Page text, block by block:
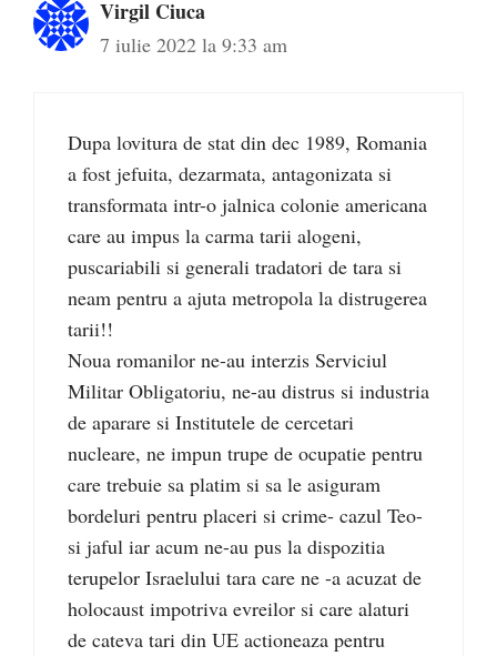
Virgil Ciuca
7 iulie 2022 la 9:33 am
Dupa lovitura de stat din dec 1989, Romania
a fost jefuita, dezarmata, antagonizata si
transformata intr-o jalnica colonie americana
care au impus la carma tarii alogeni,
puscariabili si generali tradatori de tara si
neam pentru a ajuta metropola la distrugerea
tarii!!
Noua romanilor ne-au interzis Serviciul
Militar Obligatoriu, ne-au distrus si industria
de aparare si Institutele de cercetari
nucleare, ne impun trupe de ocupatie pentru
care trebuie sa platim si sa le asiguram
bordeluri pentru placeri si crime- cazul Teo-
si jaful iar acum ne-au pus la dispozitia
terupelor Israelului tara care ne -a acuzat de
holocaust impotriva evreilor si care alaturi
de cateva tari din UE actioneaza pentru